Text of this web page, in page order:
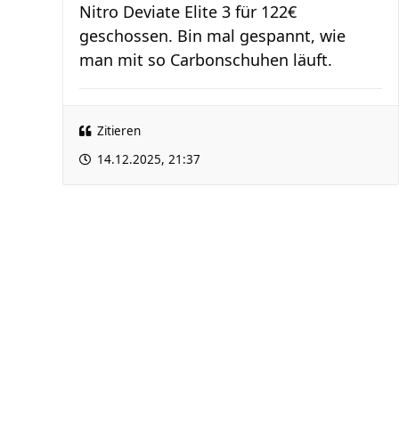
Nitro Deviate Elite 3 für 122€
geschossen. Bin mal gespannt, wie
man mit so Carbonschuhen läuft.
Zitieren
14.12.2025, 21:37